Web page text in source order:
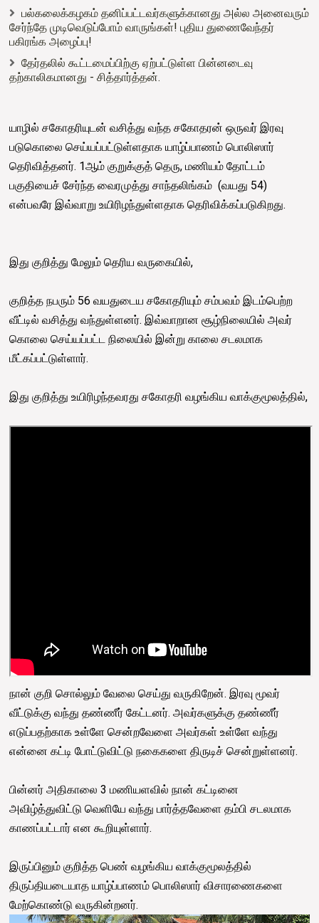
பல்கலைக்கழகம் தனிப்பட்டவர்களுக்கானது அல்ல அனைவரும்
சேர்ந்தே முடிவெடுப்போம் வாருங்கள்! புதிய துணைவேந்தர்
பகிரங்க அழைப்பு!
தேர்தலில் கூட்டமைப்பிற்கு ஏற்பட்டுள்ள பின்னடைவு
தற்காலிகமானது - சித்தார்த்தன்.
யாழில் சகோதரியுடன் வசித்து வந்த சகோதரன் ஒருவர் இரவு
படுகொலை செய்யப்பட்டுள்ளதாக யாழ்ப்பாணம் பொலிஸார்
தெரிவித்தனர். 1ஆம் குறுக்குத் தெரு, மணியம் தோட்டம்
பகுதியைச் சேர்ந்த வைரமுத்து சாந்தலிங்கம் (வயது 54)
என்பவரே இவ்வாறு உயிரிழந்துள்ளதாக தெரிவிக்கப்படுகிறது.
இது குறித்து மேலும் தெரிய வருகையில்,
குறித்த நபரும் 56 வயதுடைய சகோதரியும் சம்பவம் இடம்பெற்ற
வீட்டில் வசித்து வந்துள்ளனர். இவ்வாறான சூழ்நிலையில் அவர்
கொலை செய்யப்பட்ட நிலையில் இன்று காலை சடலமாக
மீட்கப்பட்டுள்ளார்.
இது குறித்து உயிரிழந்தவரது சகோதரி வழங்கிய வாக்குமூலத்தில்,
நான் குறி சொல்லும் வேலை செய்து வருகிறேன். இரவு மூவர்
வீட்டுக்கு வந்து தண்ணீர் கேட்டனர். அவர்களுக்கு தண்ணீர்
எடுப்பதற்காக உள்ளே சென்றவேளை அவர்கள் உள்ளே வந்து
என்னை கட்டி போட்டுவிட்டு நகைகளை திருடிச் சென்றுள்ளனர்.
பின்னர் அதிகாலை 3 மணியளவில் நான் கட்டினை
அவிழ்த்துவிட்டு வெளியே வந்து பார்த்தவேளை தம்பி சடலமாக
காணப்பட்டார் என கூறியுள்ளார்.
இருப்பினும் குறித்த பெண் வழங்கிய வாக்குமூலத்தில்
திருப்தியடையாத யாழ்ப்பாணம் பொலிஸார் விசாரணைகளை
மேற்கொண்டு வருகின்றனர்.